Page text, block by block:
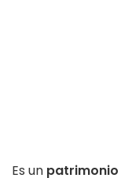
Es un patrimonio